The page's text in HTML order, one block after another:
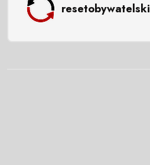
resetobywatelski